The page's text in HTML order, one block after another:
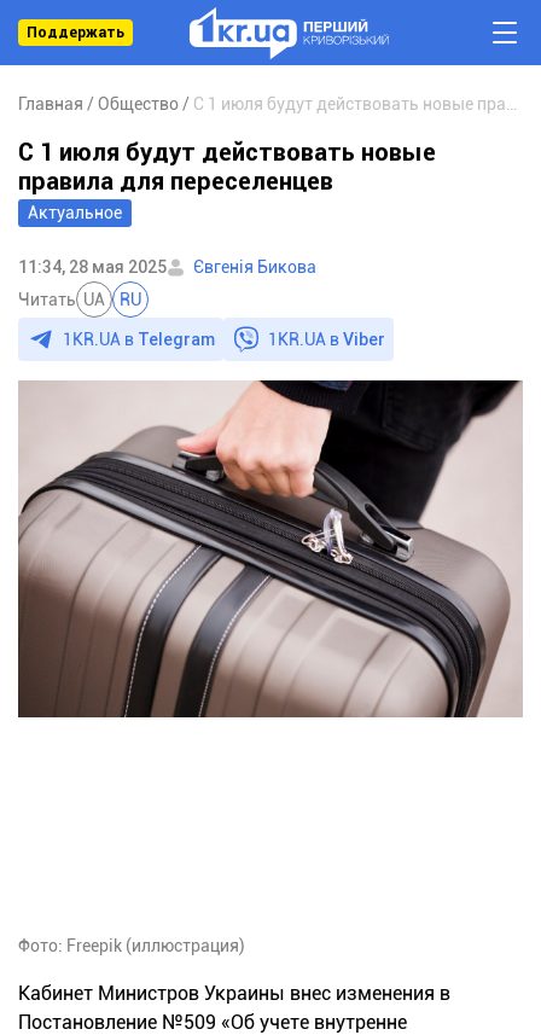
Поддержать
Главная Общество
Актуальное
С 1 июля будут действовать новые
правила для переселенцев
11:34, 28 мая 2025
Євгенія Бикова
Читать UA RU
1KR.UA в Telegram 1KR.UA вViber
Фото: Freepik (иллюстрация)
Кабинет Министров Украины внес изменения в
Постановление №509 «Об учете внутренне